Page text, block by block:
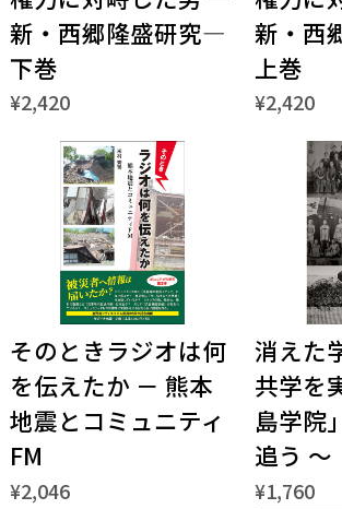
新・西郷隆盛研究―
下巻
¥2,420
新・西
上巻
¥2,420
そのときラジオは何
を伝えたか － 熊本
地震とコミュニティ
FM
¥2,046
消えた
共学を
島学院
追う ～
¥1,760